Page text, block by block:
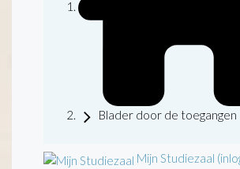
Blader door de toegangen
Mijn Studiezaal